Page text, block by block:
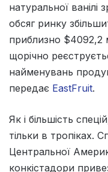
натуральної
обсяг ринку
приблизно $4092,2
щорічно
найменувань
передає EastFruit.
Як і більшість
тільки в тропіках.
Центральної
конкістадори